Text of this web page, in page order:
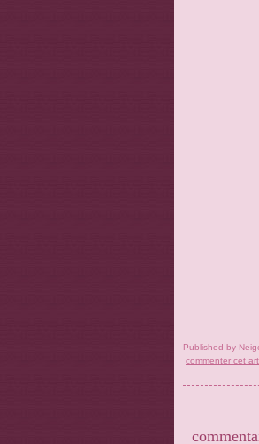
Published by
commenter cet